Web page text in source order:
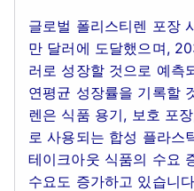
글로벌 폴리스티렌 포장
만 달러에 도달했으며,
러로 성장할 것으로 예측
연평균 성장률을 기록할
렌은 식품 용기, 보호 포
로 사용되는 합성 플라스
테이크아웃 식품의 수요
수요도 증가하고 있습니